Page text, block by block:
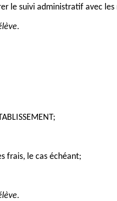
le suivi administratif avec les
.
frais, le cas échéant;
.